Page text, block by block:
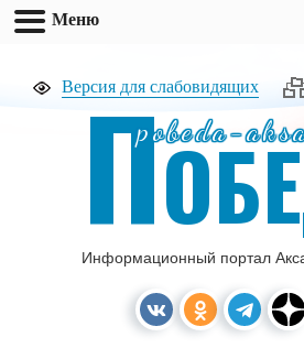
Версия для слабовидящих
pobeda-
П
Информационный портал
Меню